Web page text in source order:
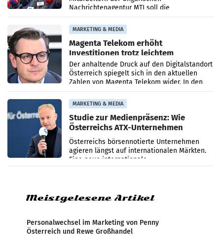
Nachrichtenagentur MTI soll die
systematische Nachrichten-Manipulation und
Zensur bei der Agentur während der Zeit
MARKETING & MEDIA
Magenta Telekom erhöht
Investitionen trotz leichtem
Umsatzrückgang
Der anhaltende Druck auf den Digitalstandort
Österreich spiegelt sich in den aktuellen
Zahlen von Magenta Telekom wider. In den
ersten sechs Monaten des laufenden Jahres
verzeichnete
MARKETING & MEDIA
Studie zur Medienpräsenz: Wie
Österreichs ATX-Unternehmen
international wahrgenommen
werden
Österreichs börsennotierte Unternehmen
agieren längst auf internationalen Märkten.
Eine neue internationale
Medienresonanzanalyse untersucht die
Meistgelesene Artikel
Personalwechsel im Marketing von Penny
Österreich und Rewe Großhandel